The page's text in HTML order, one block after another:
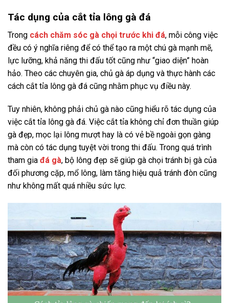
Tác dụng của cắt tỉa lông gà đá
Trong cách chăm sóc gà chọi trước khi đá, mỗi công việc
đều có ý nghĩa riêng để có thể tạo ra một chú gà mạnh mẽ,
lực lưỡng, khả năng thi đấu tốt cũng như “giao diện” hoàn
hảo. Theo các chuyên gia, chủ gà áp dụng và thực hành các
cách cắt tỉa lông gà đá cũng nhằm phục vụ điều này.
Tuy nhiên, không phải chủ gà nào cũng hiểu rõ tác dụng của
việc cắt tỉa lông gà đá. Việc cắt tỉa không chỉ đơn thuần giúp
gà đẹp, mọc lại lông mượt hay là có vẻ bề ngoài gọn gàng
mà còn có tác dụng tuyệt vời trong thi đấu. Trong quá trình
tham gia đá gà, bộ lông đẹp sẽ giúp gà chọi tránh bị gà của
đối phương cặp, mổ lông, làm tăng hiệu quả tránh đòn cũng
như không mất quá nhiều sức lực.